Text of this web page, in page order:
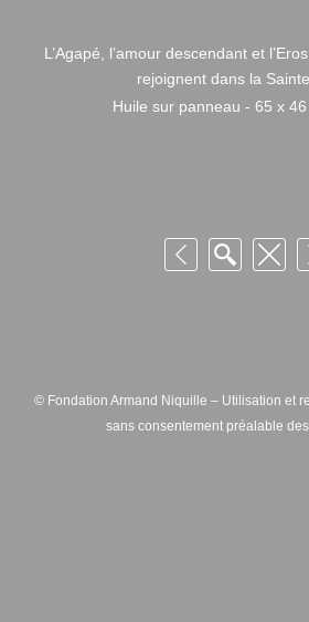
L’Agapé, l’amour descendant et
rejoignent dans la
Huile sur panneau - 65 x
© Fondation Armand Niquille – Utilisation et
sans consentement préalable